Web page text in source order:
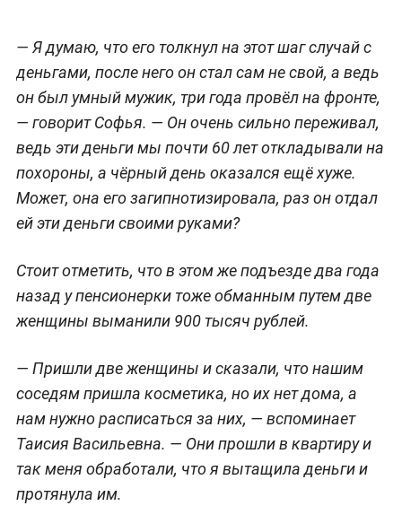
— Я думаю, что его толкнул на этот шаг случай с
деньгами, после него он стал сам не свой, а ведь
он был умный мужик, три года провёл на фронте,
— говорит Софья. — Он очень сильно переживал,
ведь эти деньги мы почти 60 лет откладывали на
похороны, а чёрный день оказался ещё хуже.
Может, она его загипнотизировала, раз он отдал
ей эти деньги своими руками?
Стоит отметить, что в этом же подъезде два года
назад у пенсионерки тоже обманным путем две
женщины выманили 900 тысяч рублей.
— Пришли две женщины и сказали, что нашим
соседям пришла косметика, но их нет дома, а
нам нужно расписаться за них, — вспоминает
Таисия Васильевна. — Они прошли в квартиру и
так меня обработали, что я вытащила деньги и
протянула им.